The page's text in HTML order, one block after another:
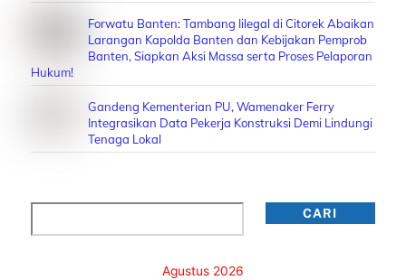
Forwatu Banten: Tambang Iilegal di Citorek Abaikan
Larangan Kapolda Banten dan Kebijakan Pemprob
Banten, Siapkan Aksi Massa serta Proses Pelaporan
Hukum!
Gandeng Kementerian PU, Wamenaker Ferry
Integrasikan Data Pekerja Konstruksi Demi Lindungi
Tenaga Lokal
CARI
Agustus 2026